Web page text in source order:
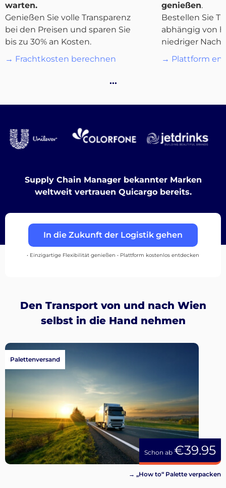
Quicargo
Destinations
Einloggen
Registrieren
warten.
Genießen Sie volle Transparenz
bei den Preisen und sparen Sie
bis zu 30% an Kosten.
→ Frachtkosten berechnen
genießen.
Bestellen Sie
abhängig von
niedriger
→ Plattform
…
Supply Chain Manager bekannter Marken
weltweit vertrauen Quicargo bereits.
In die Zukunft der Logistik gehen
• Einzigartige Flexibilität genießen • Plattform kostenlos entdecken
Den Transport von und nach Wien
selbst in die Hand nehmen
Schon ab €39.95
Palettenversand
→ „How to“ Palette verpacken